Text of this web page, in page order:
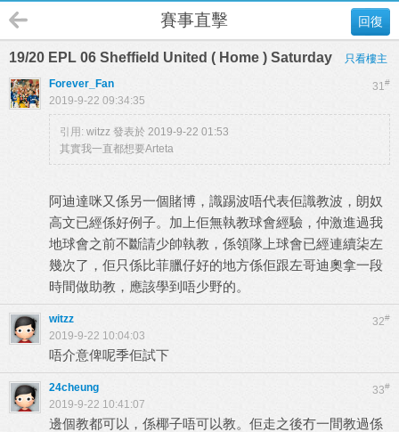
回復
賽事直擊
19/20 EPL 06 Sheffield United ( Home ) Saturday 只看樓主
31#
Forever_Fan
2019-9-22 09:34:35
引用: witzz 發表於 2019-9-22 01:53
其實我一直都想要Arteta
阿迪達咪又係另一個賭博，識踢波唔代表佢識教波，朗奴
高文已經係好例子。加上佢無執教球會經驗，仲激進過我
地球會之前不斷請少帥執教，係領隊上球會已經連續柒左
幾次了，佢只係比菲臘仔好的地方係佢跟左哥迪奧拿一段
時間做助教，應該學到唔少野的。
32#
witzz
2019-9-22 10:04:03
唔介意俾呢季佢試下
33#
24cheung
2019-9-22 10:41:07
邊個教都可以，係椰子唔可以教。佢走之後冇一間教過係